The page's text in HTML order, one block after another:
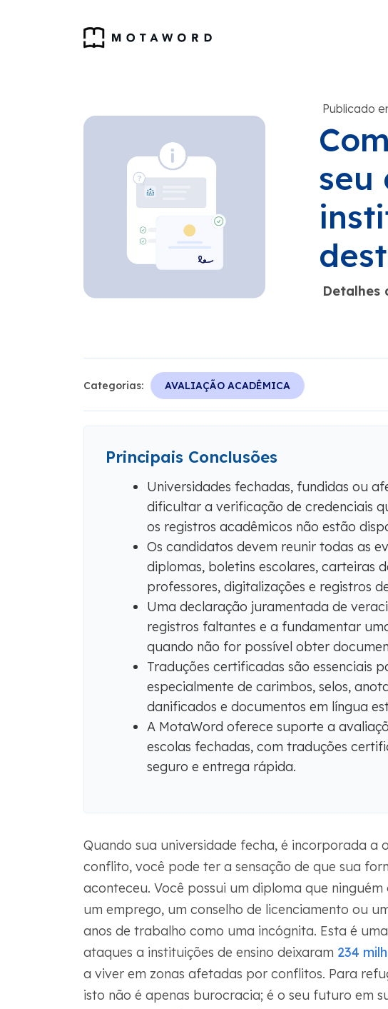
Publicado
seu
Detalhes
Categorias: AVALIAÇÃO ACADÊMICA
Principais Conclusões
Universidades fechadas, fundidas ou
dificultar a verificação de credenciais
os registros acadêmicos não estão
Os candidatos devem reunir todas as
diplomas, boletins escolares, carteiras
professores, digitalizações e registros
Uma declaração juramentada de
registros faltantes e a fundamentar
quando não for possível obter
Traduções certificadas são essenciais
especialmente de carimbos, selos,
danificados e documentos em língua
A MotaWord oferece suporte a
escolas fechadas, com traduções
seguro e entrega rápida.
Quando sua universidade fecha, é incorporada a
conflito, você pode ter a sensação de que sua
aconteceu. Você possui um diploma que
um emprego, um conselho de licenciamento ou
anos de trabalho como uma incógnita. Esta é
ataques a instituições de ensino deixaram 234
a viver em zonas afetadas por conflitos. Para
isto não é apenas burocracia; é o seu futuro em